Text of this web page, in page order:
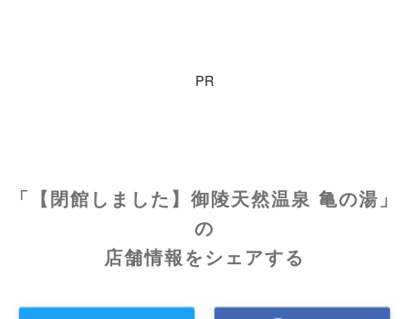
PR
「【閉館しました】御陵天然温泉 亀の湯」
の
店舗情報をシェアする